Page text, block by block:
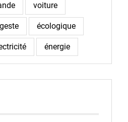
voiture
écologique
énergie